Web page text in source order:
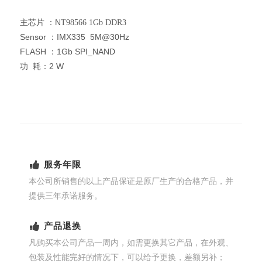
主芯片 ： NT98566 1Gb DDR3
Sensor ：IMX335 5M@30Hz
FLASH ：1Gb SPI_NAND
功 耗 ：2 W
服务年限
本公司所销售的以上产品保证是原厂生产的合格产品，并
提供三年承诺服务。
产品退换
凡购买本公司产品一周内，如需更换其它产品，在外观、
包装及性能完好的情况下，可以给予更换，差额另补；